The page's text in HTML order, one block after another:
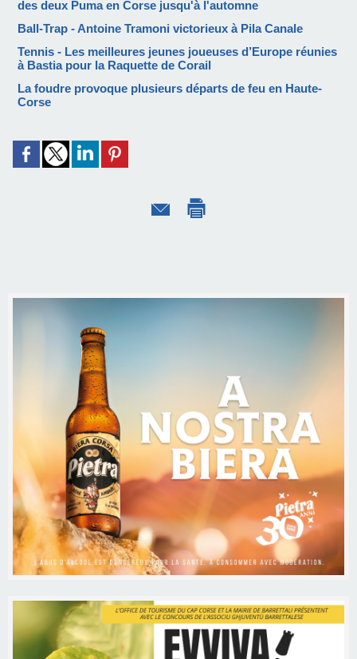
des deux Puma en Corse jusqu'à l'automne
Ball-Trap - Antoine Tramoni victorieux à Pila Canale
Tennis - Les meilleures jeunes joueuses d’Europe réunies
à Bastia pour la Raquette de Corail
La foudre provoque plusieurs départs de feu en Haute-
Corse